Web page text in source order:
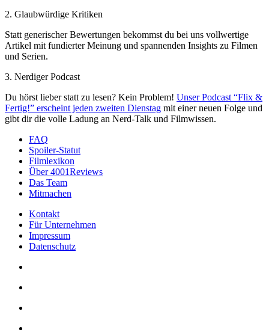
2. Glaubwürdige Kritiken
Statt generischer Bewertungen bekommst du bei uns vollwertige
Artikel mit fundierter Meinung und spannenden Insights zu Filmen
und Serien.
3. Nerdiger Podcast
Du hörst lieber statt zu lesen? Kein Problem! Unser Podcast “Flix &
Fertig!” erscheint jeden zweiten Dienstag mit einer neuen Folge und
gibt dir die volle Ladung an Nerd-Talk und Filmwissen.
FAQ
Spoiler-Statut
Filmlexikon
Über 4001Reviews
Das Team
Mitmachen
Kontakt
Für Unternehmen
Impressum
Datenschutz